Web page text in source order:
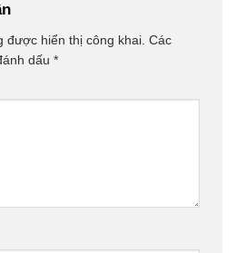
được hiển thị công khai. Các
dấu *